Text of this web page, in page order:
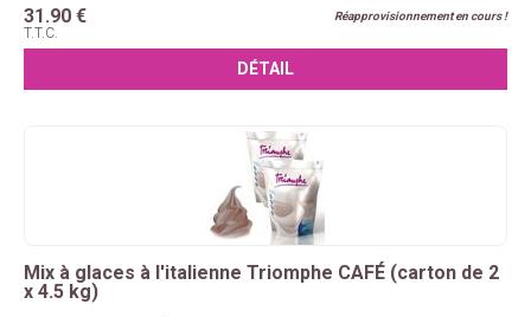
31.90 €
T.T.C.
Réapprovisionnement en cours !
Mix à glaces à l'italienne Triomphe CAFÉ (carton de 2
x 4.5 kg)